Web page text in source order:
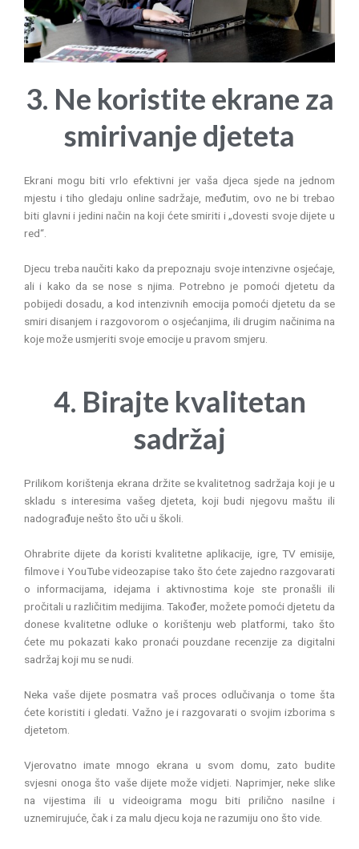
3. Ne koristite ekrane za
smirivanje djeteta
Ekrani mogu biti vrlo efektivni jer vaša djeca sjede na jednom
mjestu i tiho gledaju online sadržaje, međutim, ovo ne bi trebao
biti glavni i jedini način na koji ćete smiriti i „dovesti svoje dijete u
red“.
Djecu treba naučiti kako da prepoznaju svoje intenzivne osjećaje,
ali i kako da se nose s njima. Potrebno je pomoći djetetu da
pobijedi dosadu, a kod intenzivnih emocija pomoći djetetu da se
smiri disanjem i razgovorom o osjećanjima, ili drugim načinima na
koje može usmjeriti svoje emocije u pravom smjeru.
4. Birajte kvalitetan
sadržaj
Prilikom korištenja ekrana držite se kvalitetnog sadržaja koji je u
skladu s interesima vašeg djeteta, koji budi njegovu maštu ili
nadograđuje nešto što uči u školi.
Ohrabrite dijete da koristi kvalitetne aplikacije, igre, TV emisije,
filmove i YouTube videozapise tako što ćete zajedno razgovarati
o informacijama, idejama i aktivnostima koje ste pronašli ili
pročitali u različitim medijima. Također, možete pomoći djetetu da
donese kvalitetne odluke o korištenju web platformi, tako što
ćete mu pokazati kako pronaći pouzdane recenzije za digitalni
sadržaj koji mu se nudi.
Neka vaše dijete posmatra vaš proces odlučivanja o tome šta
ćete koristiti i gledati. Važno je i razgovarati o svojim izborima s
djetetom.
Vjerovatno imate mnogo ekrana u svom domu, zato budite
svjesni onoga što vaše dijete može vidjeti. Naprimjer, neke slike
na vijestima ili u videoigrama mogu biti prilično nasilne i
uznemirujuće, čak i za malu djecu koja ne razumiju ono što vide.